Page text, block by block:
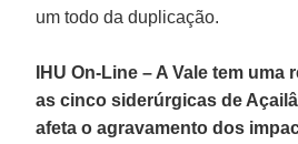
um todo da duplicação.
IHU On-Line – A Vale tem
as cinco siderúrgicas de
afeta o agravamento dos